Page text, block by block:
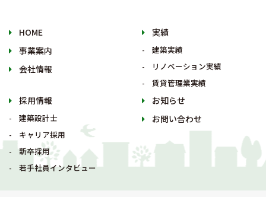
HOME
事業案内
会社情報
実績
建築実績
リノベーション実績
賃貸管理業実績
採用情報
建築設計士
キャリア採用
新卒採用
若手社員インタビュー
お知らせ
お問い合わせ